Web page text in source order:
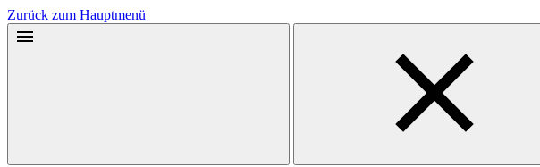
Zurück zum Hauptmenü